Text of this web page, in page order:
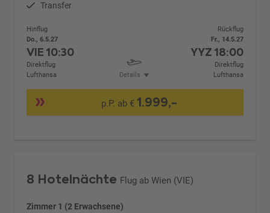
Transfer
Hinflug
Do., 6.5.27
VIE10:30
Direktflug
Lufthansa
Details
Rückflug
Fr., 14.5.27
YYZ 18:00
Direktflug
Lufthansa
p.P. ab €1.999,-
8 Hotelnächte Flug ab Wien (VIE)
Zimmer 1 (2 Erwachsene)